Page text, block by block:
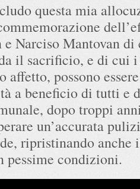
questa mia
Narciso Mantovan di
il sacrificio, e di cui
possono
a beneficio di tutti e
dopo troppi
un’accurata
ripristinando
pessime condizioni.